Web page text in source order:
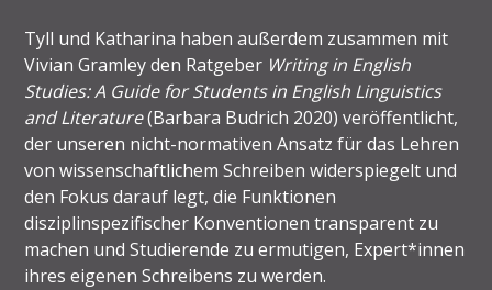
Tyll und Katharina haben außerdem zusammen mit
Vivian Gramley den Ratgeber Writing in English
Studies: A Guide for Students in English Linguistics
and Literature(Barbara Budrich 2020) veröffentlicht,
der unseren nicht-normativen Ansatz für das Lehren
von wissenschaftlichem Schreiben widerspiegelt und
den Fokus darauf legt, die Funktionen
disziplinspezifischer Konventionen transparent zu
machen und Studierende zu ermutigen, Expert*innen
ihres eigenen Schreibens zu werden.